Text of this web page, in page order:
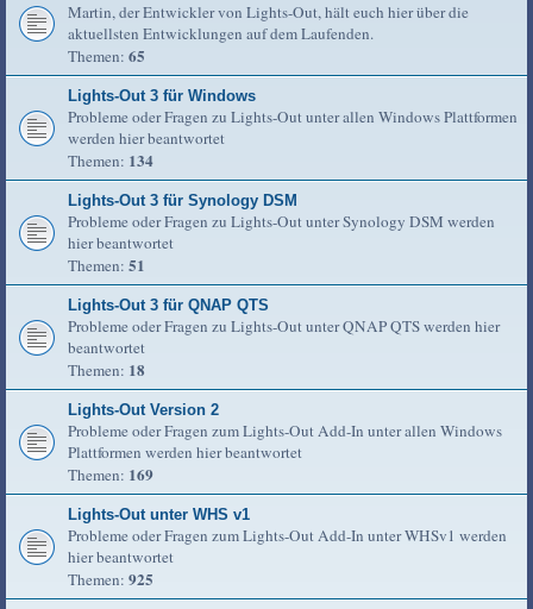
Martin, der Entwickler von Lights-Out, hält euch hier über die
aktuellsten Entwicklungen auf dem Laufenden.
Themen: 65
Lights-Out 3 für Windows
Probleme oder Fragen zu Lights-Out unter allen Windows Plattformen
werden hier beantwortet
Themen: 134
Lights-Out 3 für Synology DSM
Probleme oder Fragen zu Lights-Out unter Synology DSM werden
hier beantwortet
Themen: 51
Lights-Out 3 für QNAP QTS
Probleme oder Fragen zu Lights-Out unter QNAP QTS werden hier
beantwortet
Themen: 18
Lights-Out Version 2
Probleme oder Fragen zum Lights-Out Add-In unter allen Windows
Plattformen werden hier beantwortet
Themen: 169
Lights-Out unter WHS v1
Probleme oder Fragen zum Lights-Out Add-In unter WHSv1 werden
hier beantwortet
Themen: 925